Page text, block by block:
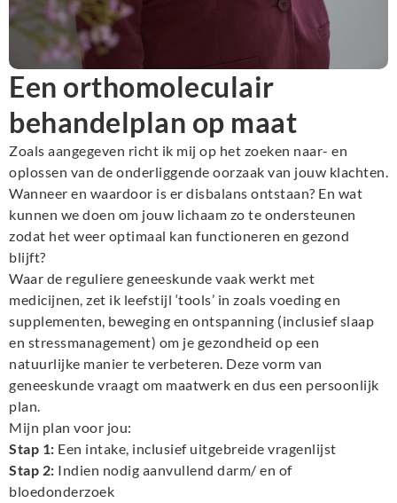
Een orthomoleculair
behandelplan op maat
Zoals aangegeven richt ik mij op het zoeken naar- en
oplossen van de onderliggende oorzaak van jouw klachten.
Wanneer en waardoor is er disbalans ontstaan? En wat
kunnen we doen om jouw lichaam zo te ondersteunen
zodat het weer optimaal kan functioneren en gezond
blijft?
Waar de reguliere geneeskunde vaak werkt met
medicijnen, zet ik leefstijl ‘tools’ in zoals voeding en
supplementen, beweging en ontspanning (inclusief slaap
en stressmanagement) om je gezondheid op een
natuurlijke manier te verbeteren. Deze vorm van
geneeskunde vraagt om maatwerk en dus een persoonlijk
plan.
Mijn plan voor jou:
Stap 1: Een intake, inclusief uitgebreide vragenlijst
Stap 2: Indien nodig aanvullend darm/ en of
bloedonderzoek